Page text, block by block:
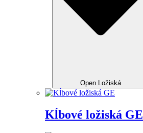
Open Ložiská
Kĺbové ložiská GE